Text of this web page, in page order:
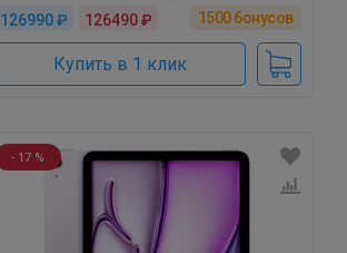
126990 ₽ 126490 ₽ 1500бонусов
Купить в 1 клик
- 17 %